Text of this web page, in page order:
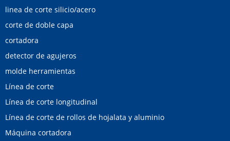
linea de corte silicio/acero
corte de doble capa
cortadora
detector de agujeros
molde herramientas
Línea de corte
Línea de corte longitudinal
Línea de corte de rollos de hojalata y aluminio
Máquina cortadora